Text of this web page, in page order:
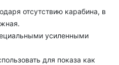
отсутствию карабина, в
усиленными
для показа как